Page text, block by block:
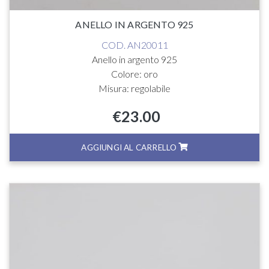
ANELLO IN ARGENTO 925
COD. AN20011
Anello in argento 925
Colore: oro
Misura: regolabile
€23.00
AGGIUNGI AL CARRELLO